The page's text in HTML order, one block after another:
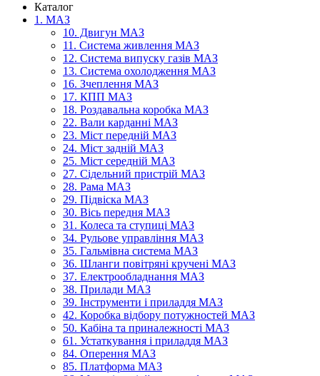
Каталог
1. МАЗ
10. Двигун МАЗ
11. Система живлення МАЗ
12. Система випуску газів МАЗ
13. Система охолодження МАЗ
16. Зчеплення МАЗ
17. КПП МАЗ
18. Роздавальна коробка МАЗ
22. Вали карданні МАЗ
23. Міст передній МАЗ
24. Міст задній МАЗ
25. Міст середній МАЗ
27. Сідельний пристрій МАЗ
28. Рама МАЗ
29. Підвіска МАЗ
30. Вісь передня МАЗ
31. Колеса та ступиці МАЗ
34. Рульове управління МАЗ
35. Гальмівна система МАЗ
36. Шланги повітряні кручені МАЗ
37. Електрообладнання МАЗ
38. Прилади МАЗ
39. Інструменти і приладдя МАЗ
42. Коробка відбору потужностей МАЗ
50. Кабіна та приналежності МАЗ
61. Устаткування і приладдя МАЗ
84. Оперення МАЗ
85. Платформа МАЗ